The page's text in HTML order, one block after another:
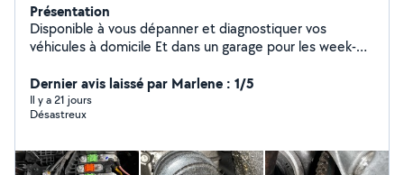
Présentation
Disponible à vous dépanner et diagnostiquer vos
véhicules à domicile Et dans un garage pour les week-
Dernier avis laissé par Marlene : 1/5
Il y a 21 jours
Désastreux